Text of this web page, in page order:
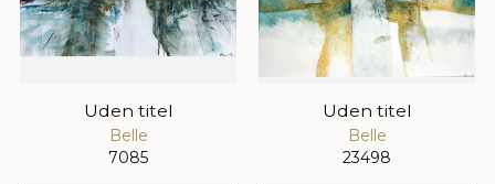
Uden titel
Belle
7085
Uden titel
Belle
23498